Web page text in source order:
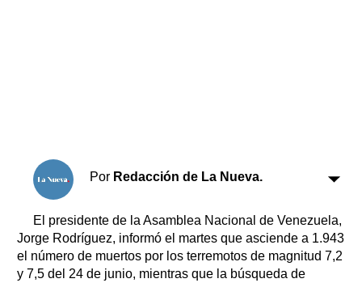
Por Redacción de La Nueva.
El presidente de la Asamblea Nacional de Venezuela,
Jorge Rodríguez, informó el martes que asciende a 1.943
el número de muertos por los terremotos de magnitud 7,2
y 7,5 del 24 de junio, mientras que la búsqueda de